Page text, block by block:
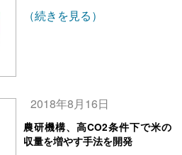
（続きを見る）
2018年8月16日
農研機構、高CO2条件下で米の
収量を増やす手法を開発